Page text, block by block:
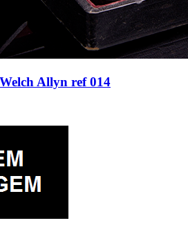
Allyn ref 014